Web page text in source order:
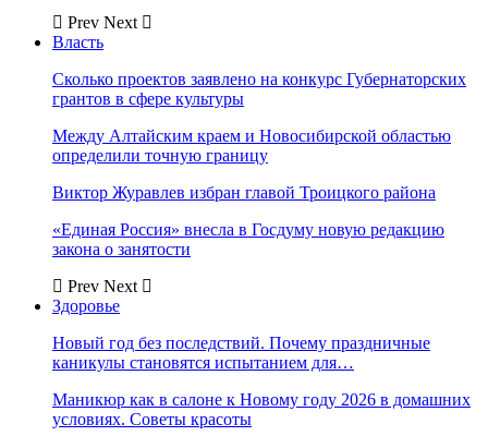
Prev Next
Власть
Сколько проектов заявлено на конкурс Губернаторских
грантов в сфере культуры
Между Алтайским краем и Новосибирской областью
определили точную границу
Виктор Журавлев избран главой Троицкого района
«Единая Россия» внесла в Госдуму новую редакцию
закона о занятости
Prev Next
Здоровье
Новый год без последствий. Почему праздничные
каникулы становятся испытанием для…
Маникюр как в салоне к Новому году 2026 в домашних
условиях. Советы красоты